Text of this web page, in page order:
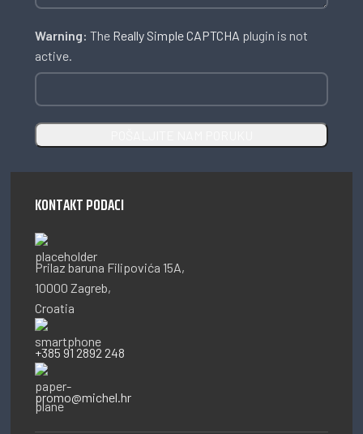
Warning: The Really Simple CAPTCHA plugin is not
active.
KONTAKT PODACI
Prilaz baruna Filipovića 15A,
10000 Zagreb,
Croatia
+385 91 2892 248
promo@michel.hr